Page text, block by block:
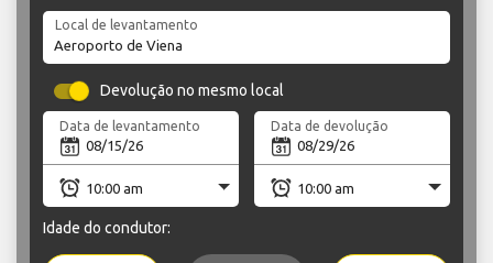
Local de levantamento
Devolução no mesmo local
Data de levantamento Data de devolução
Idade do condutor: